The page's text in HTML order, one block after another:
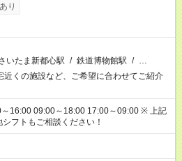
り
いたま新都心駅 / 鉄道博物館駅 / …
くの施設など、ご希望に合わせてご紹介
16:00 09:00～18:00 17:00～09:00 ※ 上記
フトもご相談ください！